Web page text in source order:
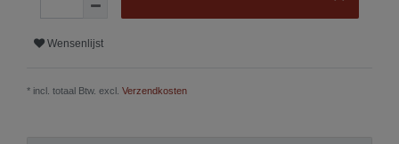
Wensenlijst
* incl. totaal Btw. excl. Verzendkosten